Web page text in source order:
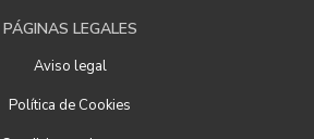
PÁGINAS LEGALES
Aviso legal
Política de Cookies